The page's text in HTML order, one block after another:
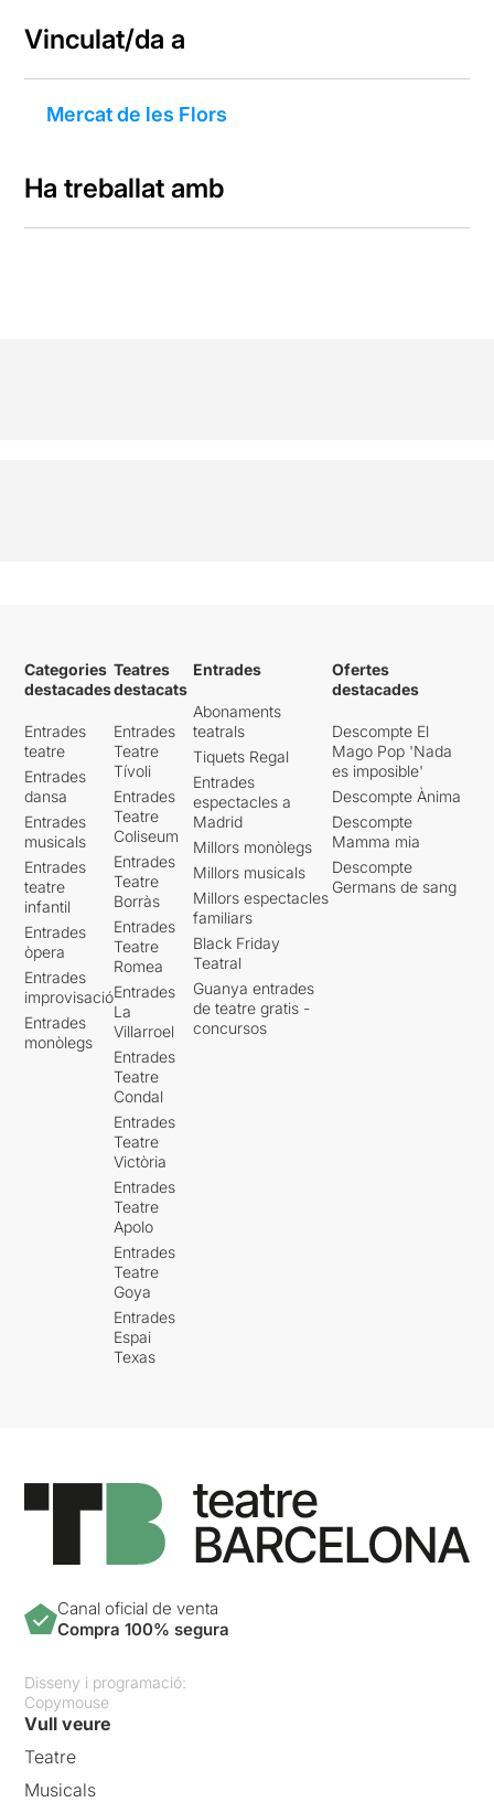
Vinculat/da a
Mercat de les Flors
Ha treballat amb
Categories
destacades
Entrades
teatre
Entrades
dansa
Entrades
musicals
Entrades
teatre
infantil
Entrades
òpera
Entrades
improvisació
Entrades
monòlegs
Teatres
destacats
Entrades
Teatre
Tívoli
Entrades
Teatre
Coliseum
Entrades
Teatre
Borràs
Entrades
Teatre
Romea
Entrades
La
Villarroel
Entrades
Teatre
Condal
Entrades
Teatre
Victòria
Entrades
Teatre
Apolo
Entrades
Teatre
Goya
Entrades
Espai
Texas
Entrades
Abonaments
teatrals
Tiquets Regal
Entrades
espectacles a
Madrid
Millors monòlegs
Millors musicals
Millors espectacles
familiars
Black Friday
Teatral
Guanya entrades
de teatre gratis -
concursos
Ofertes
destacades
Descompte El
Mago Pop 'Nada
es imposible'
Descompte Ànima
Descompte
Mamma mia
Descompte
Germans de sang
Canal oficial de venta
Compra 100% segura
Disseny i programació:
Copymouse
Vull veure
Teatre
Musicals